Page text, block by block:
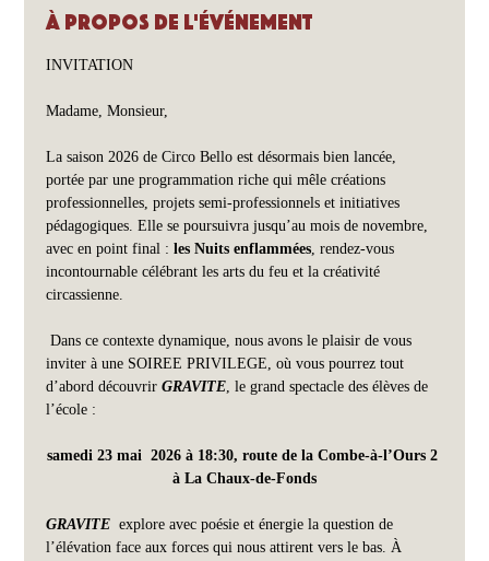
À propos de l'événement
INVITATION
Madame, Monsieur,
La saison 2026 de Circo Bello est désormais bien lancée,
portée par une programmation riche qui mêle créations
professionnelles, projets semi-professionnels et initiatives
pédagogiques. Elle se poursuivra jusqu’au mois de novembre,
avec en point final : les Nuits enflammées, rendez-vous
incontournable célébrant les arts du feu et la créativité
circassienne.
Dans ce contexte dynamique, nous avons le plaisir de vous
inviter à une SOIREE PRIVILEGE, où vous pourrez tout
d’abord découvrir GRAVITE, le grand spectacle des élèves de
l’école :
samedi 23 mai  2026 à 18:30, route de la Combe-à-l’Ours 2
à La Chaux-de-Fonds
GRAVITE explore avec poésie et énergie la question de
l’élévation face aux forces qui nous attirent vers le bas. À